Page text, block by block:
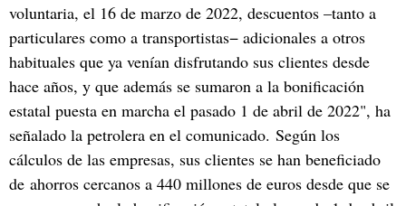
voluntaria, el 16 de marzo de 2022, descuentos –tanto a
particulares como a transportistas− adicionales a otros
habituales que ya venían disfrutando sus clientes desde
hace años, y que además se sumaron a la bonificación
estatal puesta en marcha el pasado 1 de abril de 2022", ha
señalado la petrolera en el comunicado. Según los
cálculos de las empresas, sus clientes se han beneficiado
de ahorros cercanos a 440 millones de euros desde que se